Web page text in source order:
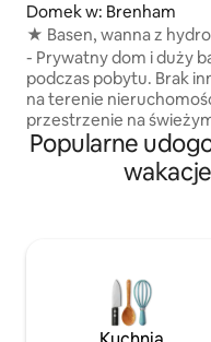
Domek w: Brenham
★ Basen, wanna z
Cardinal Cottage,
- Prywatny dom i duży
podczas pobytu. Brak
na terenie
przestrzenie na
się zrelaksować.
powietrza. Zobacz
Świetny sygnał Wi-Fi. – Dom o
hydromasażem
rok). Ręczniki
Miejsce na ognisko.
Popularne